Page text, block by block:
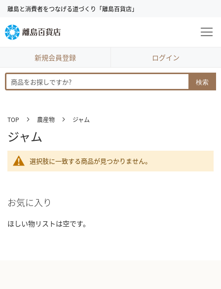
コ
ン
テ
ン
キ
ッ
プ
離島と消費者をつなげる道づくり「離島百貨店」
新規会員登録 ログイン
検索
TOP 農産物 ジャム
ジャム
選択肢に一致する商品が見つかりません。
お気に入り
ほしい物リストは空です。